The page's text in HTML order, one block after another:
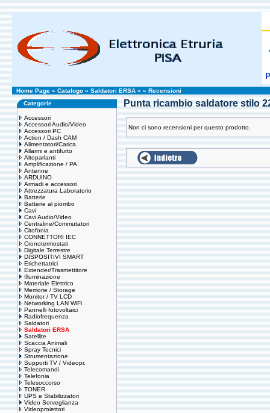
Home Page » Catalogo » Saldatori ERSA » » Recensioni
Categorie
Accessori
Accessori Audio/Video
Accessori PC
Action / Dash CAM
Alimentatori/Carica.
Allarmi e antifurto
Altoparlanti
Amplificazione / PA
Antenne
ARDUINO
Armadi e accessori
Attrezzatura Laboratorio
Batterie
Batterie al piombo
Cavi
Cavi Audio/Video
Centraline/Commutatori
Citofonia
CONNETTORI IEC
Cronotermostati
Digitale Terrestre
DISPOSITIVI SMART
Etichettatrici
Extender/Trasmettitore
Illuminazione
Materiale Elettrico
Memorie / Storage
Monitor / TV LCD
Networking LAN WiFi
Pannelli fotovoltaici
Radiofrequenza
Saldatori
Saldatori ERSA
Satellite
Scaccia Animali
Spray Tecnici
Strumentazione
Supporti TV / Videopr.
Telecomandi
Telefonia
Telesoccorso
TONER
UPS e Stabilizzatori
Video Sorveglianza
Videoproiettori
Punta ricambio saldatore stilo
Non ci sono recensioni per questo prodotto.